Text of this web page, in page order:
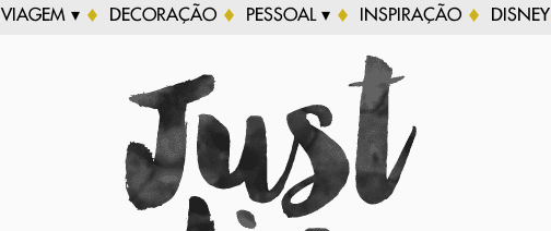
VIAGEM ▾ DECORAÇÃO PESSOAL ▾ INSPIRAÇÃO DISNEY